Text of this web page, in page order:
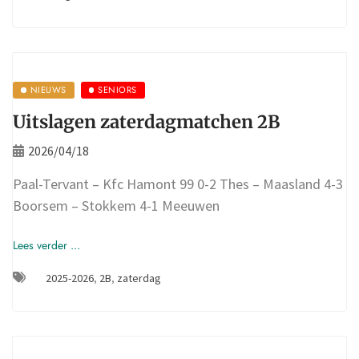
NIEUWS SENIORS
Uitslagen zaterdagmatchen 2B
2026/04/18
Paal-Tervant – Kfc Hamont 99 0-2 Thes – Maasland 4-3
Boorsem – Stokkem 4-1 Meeuwen
Lees verder ...
2025-2026, 2B, zaterdag